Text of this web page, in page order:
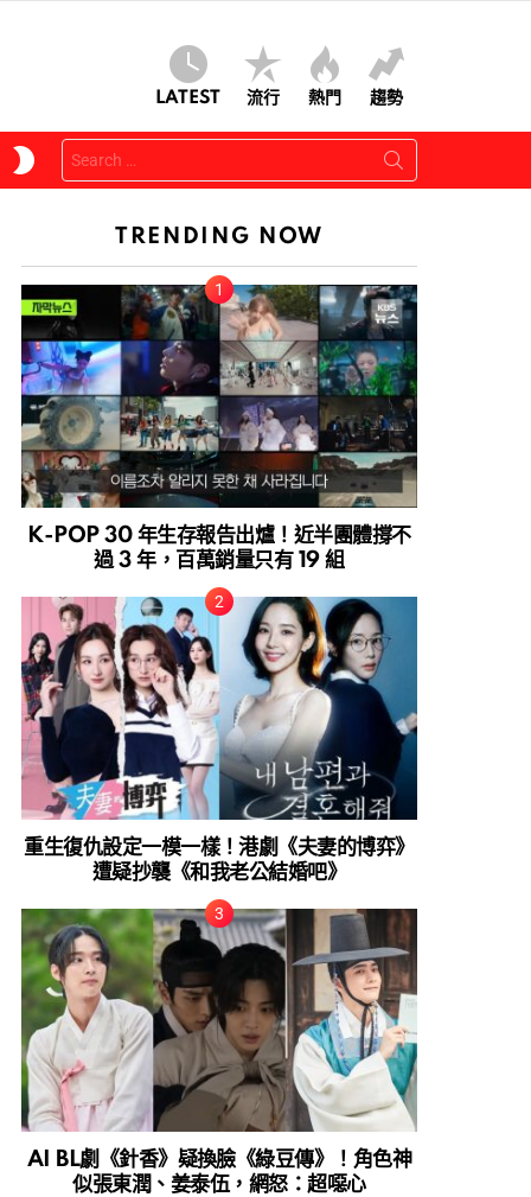
LATEST 流行 熱門 趨勢
SKIN
Search
for:
TRENDING NOW
K-POP 30 年生存報告出爐！近半團體撐不
過 3 年，百萬銷量只有 19 組
重生復仇設定一模一樣！港劇《夫妻的博弈》
遭疑抄襲《和我老公結婚吧》
AI BL劇《針香》疑換臉《綠豆傳》！角色神
似張東潤、姜泰伍，網怒：超噁心